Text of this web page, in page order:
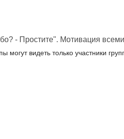
- Простите". Мотивация
могут видеть только участники